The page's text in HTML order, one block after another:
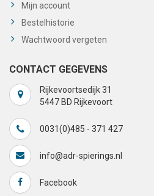
Mijn account
Bestelhistorie
Wachtwoord vergeten
CONTACT GEGEVENS
Rijkevoortsedijk 31
5447 BD Rijkevoort
0031(0)485 - 371 427
info@adr-spierings.nl
Facebook